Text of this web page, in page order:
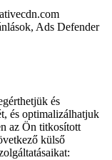
Ads Defender
és
és optimalizálhatjuk
az Ön titkosított
külső